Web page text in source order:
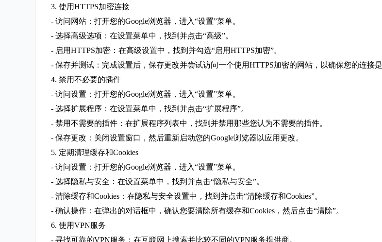
3. 使用HTTPS加密连接
- 访问网站：打开您的Google浏览器，进入“设置”菜单。
- 选择高级选项：在设置菜单中，找到并点击“高级”。
- 启用HTTPS加密：在高级设置中，找到并勾选“启用HTTPS加密”。
- 保存并测试：完成设置后，保存更改并尝试访问一个使用HTTPS加密的网站，以确保您的连接是
4. 禁用不必要的插件
- 访问设置：打开您的Google浏览器，进入“设置”菜单。
- 选择扩展程序：在设置菜单中，找到并点击“扩展程序”。
- 禁用不需要的插件：在扩展程序列表中，找到并禁用那些您认为不需要的插件。
- 保存更改：关闭设置窗口，然后重新启动您的Google浏览器以应用更改。
5. 定期清理缓存和Cookies
- 访问设置：打开您的Google浏览器，进入“设置”菜单。
- 选择隐私与安全：在设置菜单中，找到并点击“隐私与安全”。
- 清除缓存和Cookies：在隐私与安全设置中，找到并点击“清除缓存和Cookies”。
- 确认操作：在弹出的对话框中，确认您要清除所有缓存和Cookies，然后点击“清除”。
6. 使用VPN服务
- 寻找可靠的VPN服务：在互联网上搜索并比较不同的VPN服务提供商。